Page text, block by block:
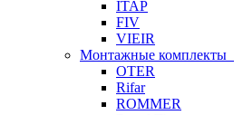
ITAP
FIV
VIEIR
Монтажные комплекты
OTER
Rifar
ROMMER